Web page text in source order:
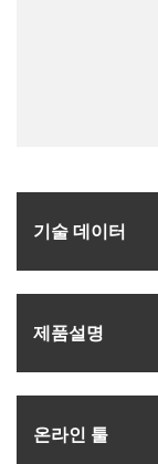
기술 데이터
제품­설명
온라인 툴